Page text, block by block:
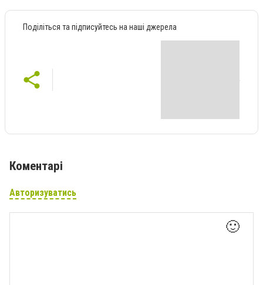
Поділіться та підписуйтесь на наші джерела
Коментарі
Авторизуватись
🙂